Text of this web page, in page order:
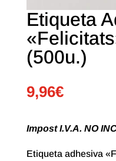
Etiqueta
(500u.)
9,96€
Impost I.V.A. NO
Etiqueta adhesiva